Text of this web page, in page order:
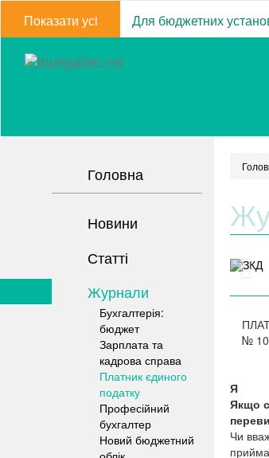
Показати усi Для бюджетних
Головна
Новини
Статті
Журнали
Бухгалтерія:
бюджет
Зарплата та
кадрова справа
Платник єдиного
податку
Професійний
бухгалтер
Новий бюджетний
№ 10
Я
Якщо
Чи